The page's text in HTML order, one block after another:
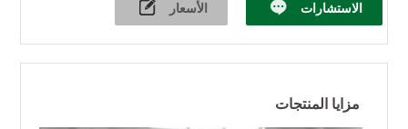
الاستشارات الأسعار
مزايا المنتجات